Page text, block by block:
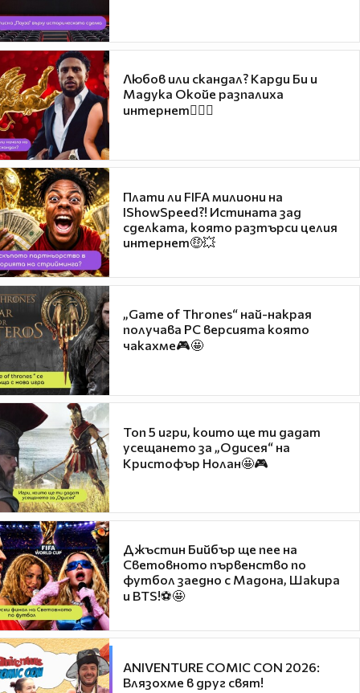
Любов или скандал? Карди Би и
Мадука Окойе разпалиха
интернет❤️‍🔥🔥
Плати ли FIFA милиони на
IShowSpeed?! Истината зад
сделката, която разтърси целия
интернет🤑💥
„Game of Thrones“ най-накрая
получава PC версията която
чакахме🎮🤩
Топ 5 игри, които ще ти дадат
усещането за „Одисея“ на
Кристофър Нолан🤩🎮
Джъстин Бийбър ще пее на
Световното първенство по
футбол заедно с Мадона, Шакира
и BTS!⚽🤩
ANIVENTURE COMIC CON 2026:
Влязохме в друг свят!